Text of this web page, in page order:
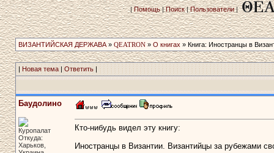
|Помощь|Поиск|Пользователи|
ВИЗАНТИЙСКАЯ ДЕРЖАВА» QEATRON» О книгах » Книга: Иностранцы в
| Новая тема|Ответить|
Баудолино
Куропалат
Откуда:
Харьков,
Кто-нибудь видел эту книгу:
Иностранцы в Византии. Византийцы за рубежами